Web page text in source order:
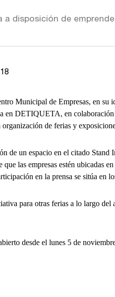
a disposición de
Municipal de Empresas, en su
en DETIQUETA, en
de ferias y
de un espacio en el citado Stand
las empresas estén ubicadas
en la prensa se sitúa en
para otras ferias a lo largo
desde el lunes 5 de